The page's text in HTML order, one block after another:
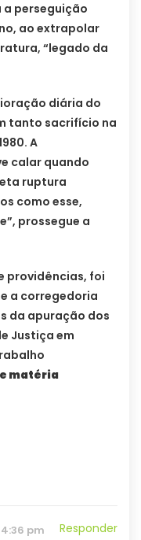
perseguição
ao extrapolar
“legado da
diária do
tanto sacrifício na
A
calar quando
ruptura
como esse,
prossegue a
providências, foi
a corregedoria
da apuração dos
Justiça em
e matéria
pm Responder